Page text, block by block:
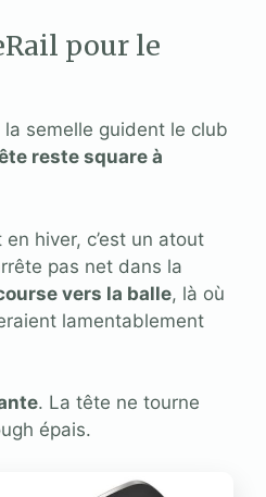
pour le
semelle guident le club
reste square à
hiver, c’est un atout
pas net dans la
vers la balle, là où
lamentablement
. La tête ne tourne
épais.